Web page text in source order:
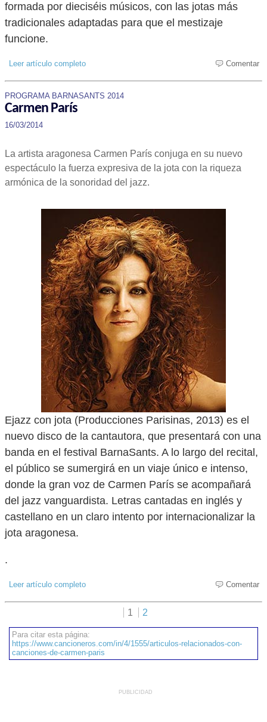
formada por dieciséis músicos, con las jotas más
tradicionales adaptadas para que el mestizaje
funcione.
Leer artículo completo Comentar
PROGRAMA BARNASANTS 2014
Carmen París
16/03/2014
La artista aragonesa Carmen París conjuga en su nuevo
espectáculo la fuerza expresiva de la jota con la riqueza
armónica de la sonoridad del jazz.
Ejazz con jota (Producciones Parisinas, 2013) es el
nuevo disco de la cantautora, que presentará con una
banda en el festival BarnaSants. A lo largo del recital,
el público se sumergirá en un viaje único e intenso,
donde la gran voz de Carmen París se acompañará
del jazz vanguardista. Letras cantadas en inglés y
castellano en un claro intento por internacionalizar la
jota aragonesa.
.
Leer artículo completo Comentar
1 2
Para citar esta página:
https://www.cancioneros.com/in/4/1555/articulos-relacionados-con-
canciones-de-carmen-paris
PUBLICIDAD